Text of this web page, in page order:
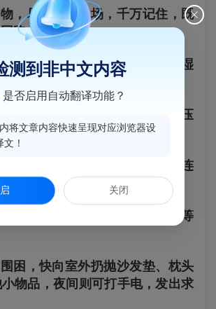
，尽快逃出火场，千万记住，既
跑。
难逃生，要尽量放低身体，并用湿
火，千万不要奔跑，要就地打滚压
楼，可用绳子或把床单撕成条状连
窗档和理物上，顺势滑下。
内的门窗、阳台、落水管或竹竿等
困，快向室外扔抛沙发垫、枕头
物品，夜间则可打手电，发出求
测到非中文内容
是否启用自动翻译功能？
将文章内容快速呈现对应浏览器设
！
关闭